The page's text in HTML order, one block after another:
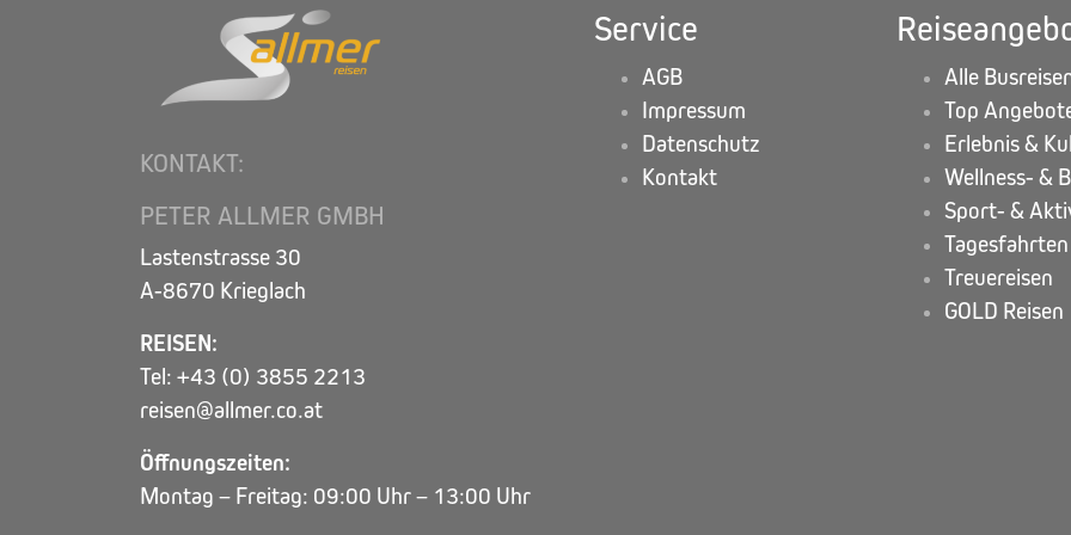
KONTAKT:
PETER ALLMER GMBH
Lastenstrasse 30
A-8670 Krieglach
REISEN:
Tel: +43 (0) 3855 2213
reisen@allmer.co.at
Öffnungszeiten:
Montag – Freitag: 09:00 Uhr – 13:00 Uhr
Service
AGB
Impressum
Datenschutz
Kontakt
Alle
Top
Erlebnis &
Wellness- &
Sport- &
Tagesfahrten
Treuereisen
GOLD Reisen